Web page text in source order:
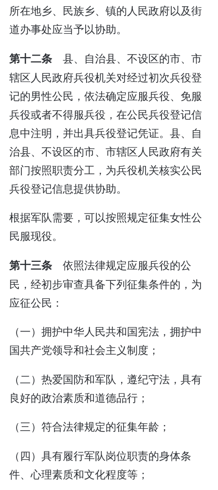
所在地乡、民族乡、镇的人民政府以及街
道办事处应当予以协助。
第十二条 县、自治县、不设区的市、市
辖区人民政府兵役机关对经过初次兵役登
记的男性公民，依法确定应服兵役、免服
兵役或者不得服兵役，在公民兵役登记信
息中注明，并出具兵役登记凭证。县、自
治县、不设区的市、市辖区人民政府有关
部门按照职责分工，为兵役机关核实公民
兵役登记信息提供协助。
根据军队需要，可以按照规定征集女性公
民服现役。
第十三条 依照法律规定应服兵役的公
民，经初步审查具备下列征集条件的，为
应征公民：
（一）拥护中华人民共和国宪法，拥护中
国共产党领导和社会主义制度；
（二）热爱国防和军队，遵纪守法，具有
良好的政治素质和道德品行；
（三）符合法律规定的征集年龄；
（四）具有履行军队岗位职责的身体条
件、心理素质和文化程度等；